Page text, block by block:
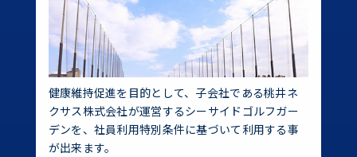
健康維持促進を目的として、子会社である桃井ネ
クサス株式会社が運営するシーサイドゴルフガー
デンを、社員利用特別条件に基づいて利用する事
が出来ます。